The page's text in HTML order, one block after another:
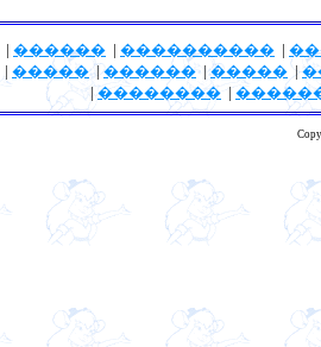
| ������ | ���������� |
| �����|������|����� |
|�������� |